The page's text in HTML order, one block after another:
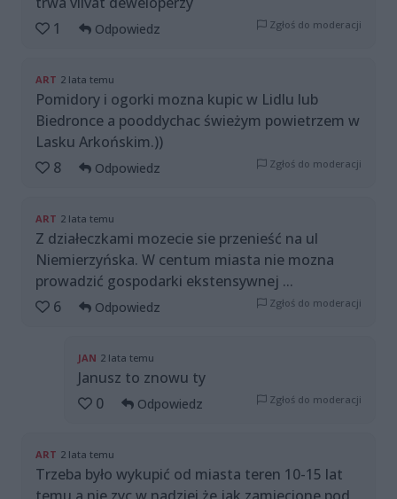
1
Odpowiedz Zgłoś do moderacji
ART 2 lata temu
Pomidory i ogorki mozna kupic w Lidlu lub
Biedronce a pooddychac świeżym powietrzem w
Lasku Arkońskim.))
8
Odpowiedz Zgłoś do moderacji
ART 2 lata temu
Z działeczkami mozecie sie przenieść na ul
Niemierzyńska. W centum miasta nie mozna
prowadzić gospodarki ekstensywnej ...
6
Odpowiedz Zgłoś do moderacji
JAN 2 lata temu
Janusz to znowu ty
0
Odpowiedz Zgłoś do moderacji
ART 2 lata temu
Trzeba było wykupić od miasta teren 10-15 lat